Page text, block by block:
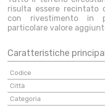
risulta essere recintato
con rivestimento in
particolare valore
Caratteristiche
Codice
Città
Categoria